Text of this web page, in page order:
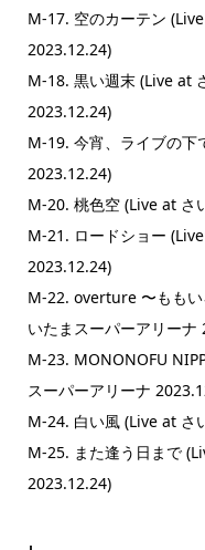
M-17. 空のカーテン
2023.12.24)
M-18. 黒い週末 (Live at
2023.12.24)
M-19. 今宵、ライブの下
2023.12.24)
M-20. 桃色空 (Live at さ
M-21. ロードショー
2023.12.24)
M-22. overture 〜ももい
いたまスーパーアリーナ
M-23. MONONOFU
スーパーアリーナ
M-24. 白い風 (Live at さ
M-25. また逢う日まで
2023.12.24)